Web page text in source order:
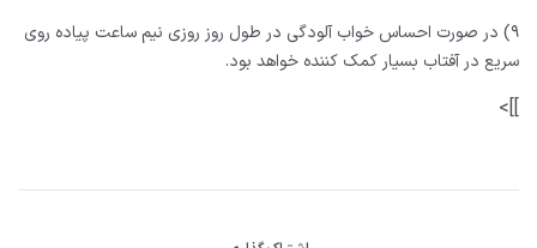
۹) ﺩﺭ ﺻﻮﺭﺕ ﺍﺣﺴﺎﺱ ﺧﻮﺍﺏ ﺁﻟﻮﺩﮔﯽ ﺩﺭ ﻃﻮﻝ ﺭﻭﺯ ﺭﻭﺯﯼ ﻧﯿﻢ ﺳﺎﻋﺖ ﭘﯿﺎﺩﻩ ﺭﻭﯼ
ﺳﺮﯾﻊ ﺩﺭ ﺁﻓﺘﺎﺏ ﺑﺴﯿﺎﺭ ﮐﻤﮏ ﮐﻨﻨﺪﻩ ﺧﻮﺍﻫﺪ ﺑﻮﺩ.
]]>